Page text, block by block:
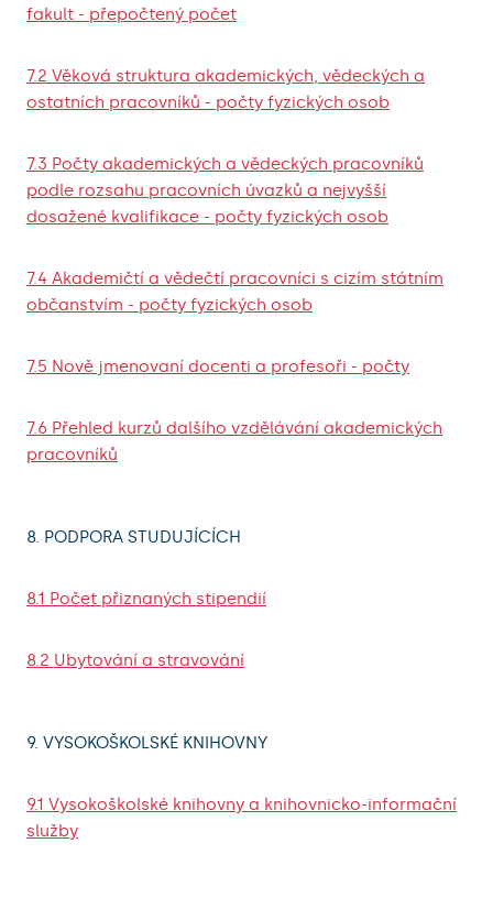
fakult - přepočtený počet
7.2 Věková struktura akademických, vědeckých a
ostatních pracovníků - počty fyzických osob
7.3 Počty akademických a vědeckých pracovníků
podle rozsahu pracovních úvazků a nejvyšší
dosažené kvalifikace - počty fyzických osob
7.4 Akademičtí a vědečtí pracovníci s cizím státním
občanstvím - počty fyzických osob
7.5 Nově jmenovaní docenti a profesoři - počty
7.6 Přehled kurzů dalšího vzdělávání akademických
pracovníků
8. PODPORA STUDUJÍCÍCH
8.1 Počet přiznaných stipendií
8.2 Ubytování a stravování
9. VYSOKOŠKOLSKÉ KNIHOVNY
9.1 Vysokoškolské knihovny a knihovnicko-informační
služby